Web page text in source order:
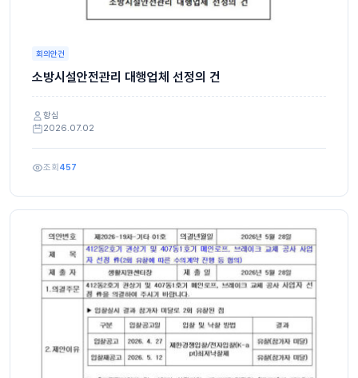
회의안건
소방시설안전관리 대행업체 선정의 건
항심
2026.07.02
조회 457